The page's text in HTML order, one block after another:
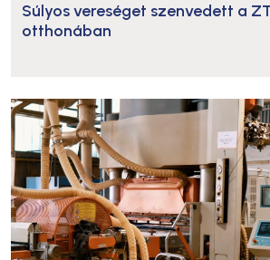
Súlyos vereséget szenvedett a
otthonában